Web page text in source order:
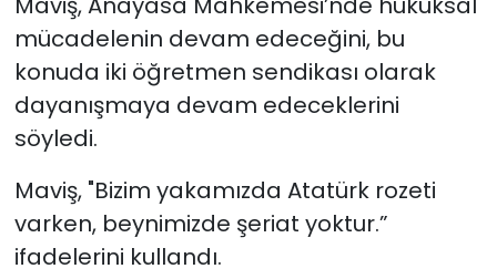
mücadelenin devam edeceğini, bu
konuda iki öğretmen sendikası olarak
dayanışmaya devam edeceklerini
söyledi.
Maviş, "Bizim yakamızda Atatürk rozeti
varken, beynimizde şeriat yoktur.”
ifadelerini kullandı.